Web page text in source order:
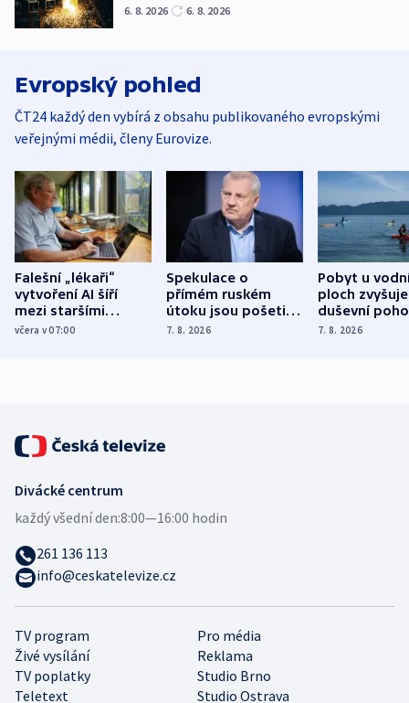
6. 8. 2026 6. 8. 2026
Evropský pohled
ČT24 každý den vybírá z obsahu publikovaného evropskými
veřejnými médii, členy Eurovize.
Falešní „lékaři“
vytvoření AI šíří
mezi staršími
Poláky nebezpečné
včera v 07:00
Spekulace o
přímém ruském
útoku jsou pošetilé,
míní estonský
7. 8. 2026
Pobyt u
ploch zvyšuje
duševní
ukázala
7. 8. 2026
TV program
Pro média
Živé vysílání
Reklama
TV poplatky
Studio Brno
Teletext
Studio Ostrava
Divácké centrum
každý všední den:8:00—16:00 hodin
261 136 113
info@ceskatelevize.cz